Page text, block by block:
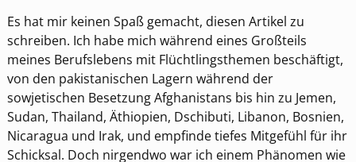
Es hat mir keinen Spaß gemacht, diesen Artikel zu
schreiben. Ich habe mich während eines Großteils
meines Berufslebens mit Flüchtlingsthemen beschäftigt,
von den pakistanischen Lagern während der
sowjetischen Besetzung Afghanistans bis hin zu Jemen,
Sudan, Thailand, Äthiopien, Dschibuti, Libanon, Bosnien,
Nicaragua und Irak, und empfinde tiefes Mitgefühl für ihr
Schicksal. Doch nirgendwo war ich einem Phänomen wie